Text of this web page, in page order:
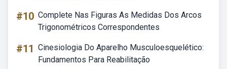
#10 Complete Nas Figuras As Medidas Dos Arcos
Trigonométricos Correspondentes
#11 Cinesiologia Do Aparelho Musculoesquelético:
Fundamentos Para Reabilitação